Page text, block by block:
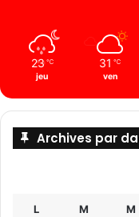
23 ℃
jeu
31 ℃
ven
Archives par
L M M